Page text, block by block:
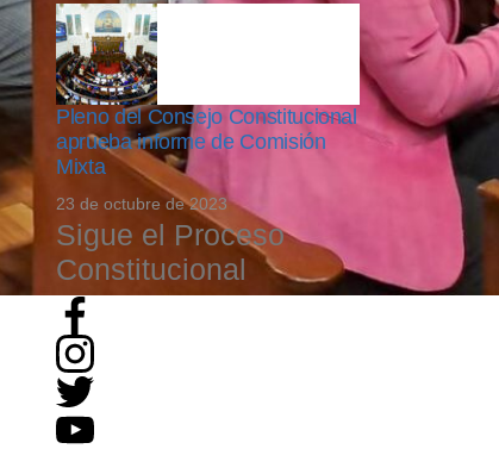
Pleno del Consejo Constitucional
aprueba informe de Comisión
Mixta
23 de octubre de 2023
Sigue el Proceso
Constitucional